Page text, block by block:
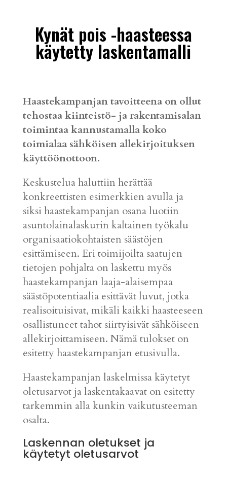
Kynät pois -haasteessa
käytetty laskentamalli
Haastekampanjan tavoitteena on ollut
tehostaa kiinteistö- ja rakentamisalan
toimintaa kannustamalla koko
toimialaa sähköisen allekirjoituksen
käyttöönottoon.
Keskustelua haluttiin herättää
konkreettisten esimerkkien avulla ja
siksi haastekampanjan osana luotiin
asuntolainalaskurin kaltainen työkalu
organisaatiokohtaisten säästöjen
esittämiseen. Eri toimijoilta saatujen
tietojen pohjalta on laskettu myös
haastekampanjan laaja-alaisempaa
säästöpotentiaalia esittävät luvut, jotka
realisoituisivat, mikäli kaikki haasteeseen
osallistuneet tahot siirtyisivät sähköiseen
allekirjoittamiseen. Nämä tulokset on
esitetty haastekampanjan etusivulla.
Haastekampanjan laskelmissa käytetyt
oletusarvot ja laskentakaavat on esitetty
tarkemmin alla kunkin vaikutusteeman
osalta.
Laskennan oletukset ja
käytetyt oletusarvot